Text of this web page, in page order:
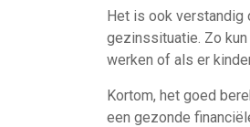
Het is ook verstandig
gezinssituatie. Zo
werken of als er
Kortom, het goed
een gezonde